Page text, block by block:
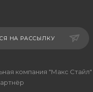
НА РАССЫЛКУ
компания "Макс Стайл"